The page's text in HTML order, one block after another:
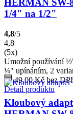
HERMAN SW-
1/4" na 1/2"
4,8/5
4,8
(5x)
Umožní používání
¼" upínáním, 2
od 49,00Kčbez
Detail produktu
Kloubový